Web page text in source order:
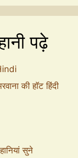
पढ़े
की हॉट हिंदी
सुने